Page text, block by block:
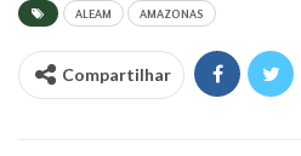
ALEAM AMAZONAS
Compartilhar